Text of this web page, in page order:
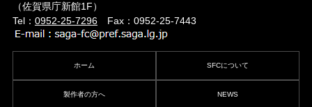
（佐賀県庁新館1F）
Tel： 0952-25-7296Fax：0952-25-7443
ホーム SFCについて
製作者の方へ NEWS